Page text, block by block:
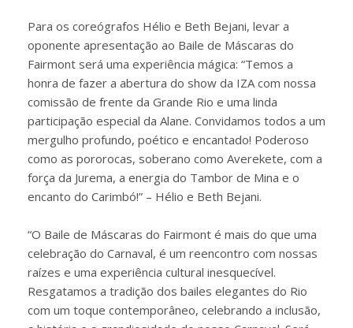
Para os coreógrafos Hélio e Beth Bejani, levar a
oponente apresentação ao Baile de Máscaras do
Fairmont será uma experiência mágica: “Temos a
honra de fazer a abertura do show da IZA com nossa
comissão de frente da Grande Rio e uma linda
participação especial da Alane. Convidamos todos a um
mergulho profundo, poético e encantado! Poderoso
como as pororocas, soberano como Averekete, com a
força da Jurema, a energia do Tambor de Mina e o
encanto do Carimbó!” – Hélio e Beth Bejani.
“O Baile de Máscaras do Fairmont é mais do que uma
celebração do Carnaval, é um reencontro com nossas
raízes e uma experiência cultural inesquecível.
Resgatamos a tradição dos bailes elegantes do Rio
com um toque contemporâneo, celebrando a inclusão,